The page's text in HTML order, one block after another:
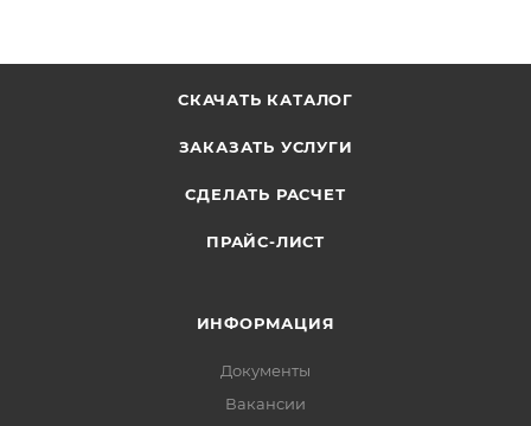
СКАЧАТЬ КАТАЛОГ
ЗАКАЗАТЬ УСЛУГИ
СДЕЛАТЬ РАСЧЕТ
ПРАЙС-ЛИСТ
ИНФОРМАЦИЯ
Документы
Вакансии